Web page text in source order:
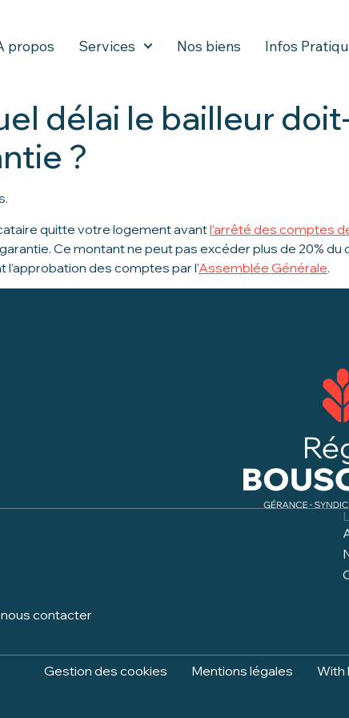
propos Services Nos biens Infos
délai le bailleur
?
quitte votre logement avantl’arrêté des comptes
Ce montant ne peut pas excéder plus de 20%
l’approbation des comptes par l’Assemblée Générale.
contacter
Gestion des cookies Mentions légales With